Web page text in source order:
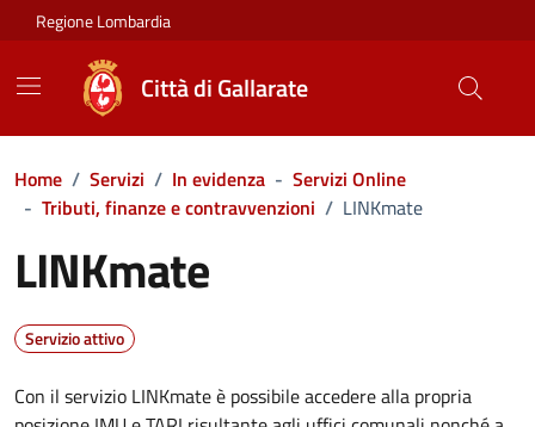
Vai ai contenuti
Vai al footer
Regione Lombardia
Città di Gallarate
Home / Servizi / In evidenza - Servizi Online
- Tributi, finanze e contravvenzioni / LINKmate
LINKmate
Servizio attivo
Con il servizio LINKmate è possibile accedere alla propria